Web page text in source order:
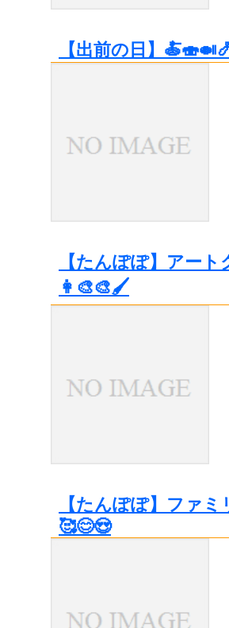
【出前の日】
【たんぽぽ】アート
👩‍🎨🎨🖌️
【たんぽぽ】ファミ
🥰😊😍